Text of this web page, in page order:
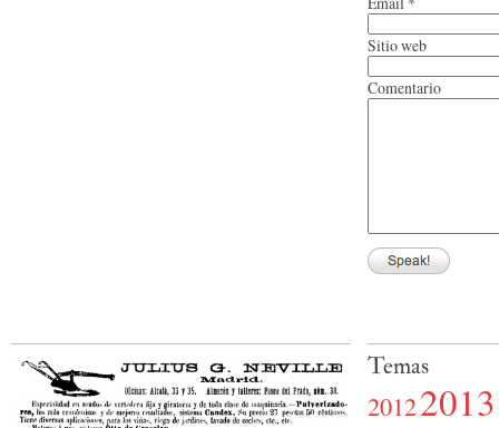
Sitio web
Comentario
Temas
20122013